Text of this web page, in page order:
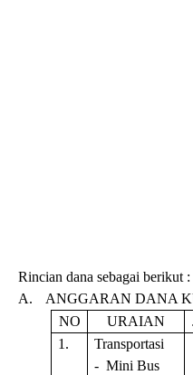
Rincian dana sebagai berikut :
A.
ANGGARAN DANA
NO
URAIAN
1.
Transportasi
- Mini Bus